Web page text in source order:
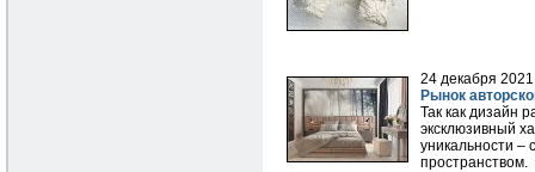
24 декабря 2021
Рынок
Так как дизайн
эксклюзивный
уникальности –
пространством.